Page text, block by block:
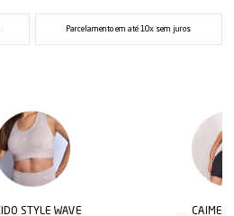
Parcelamento em até 10x sem juros